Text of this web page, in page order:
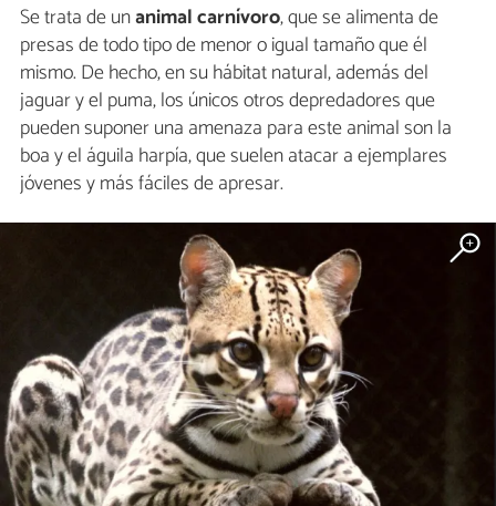
Se trata de unanimal carnívoro, que se alimenta de
presas de todo tipo de menor o igual tamaño que él
mismo. De hecho, en su hábitat natural, además del
jaguar y el puma, los únicos otros depredadores que
pueden suponer una amenaza para este animal son la
boa y el águila harpía, que suelen atacar a ejemplares
jóvenes y más fáciles de apresar.